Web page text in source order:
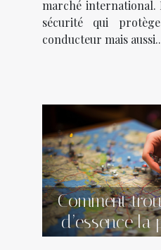
marché international.
sécurité qui
conducteur mais
Comment
d’essence la